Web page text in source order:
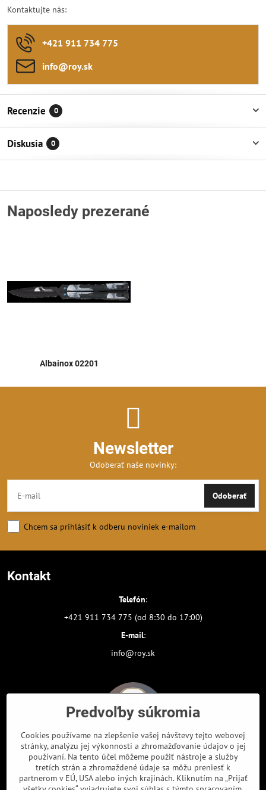
Kontaktujte nás:
+421 911 734 775
info​@roy​.sk
Recenzie 0
Diskusia 0
Naposledy prezerané
Albainox 02201
Newsletter
Odoberať naše novinky:
Odoberať
Chcem sa prihlásiť k odberu noviniek e-mailom
Kontakt
Telefón:
+421 911 734 775 (od 8:30 do 17:00)
E-mail:
info@roy.sk
Odkazy
Predvoľby súkromia
Cookies používame na zlepšenie vašej návštevy tejto webovej
stránky, analýzu jej výkonnosti a zhromažďovanie údajov o jej
používaní. Na tento účel môžeme použiť nástroje a služby
tretích strán a zhromaždené údaje sa môžu preniesť k
partnerom v EÚ, USA alebo iných krajinách. Kliknutím na „Prijať